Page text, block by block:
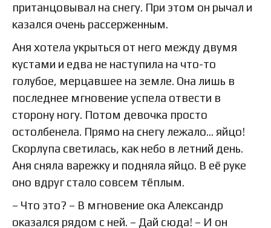
пританцовывал на снегу. При этом он рычал и
казался очень рассерженным.
Аня хотела укрыться от него между двумя
кустами и едва не наступила на что-то
голубое, мерцавшее на земле. Она лишь в
последнее мгновение успела отвести в
сторону ногу. Потом девочка просто
остолбенела. Прямо на снегу лежало… яйцо!
Скорлупа светилась, как небо в летний день.
Аня сняла варежку и подняла яйцо. В её руке
оно вдруг стало совсем тёплым.
– Что это? – В мгновение ока Александр
оказался рядом с ней. – Дай сюда! – И он